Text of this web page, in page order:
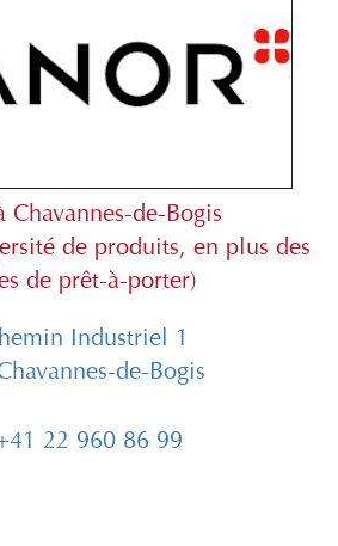
Chavannes-de-Bogis
de produits, en plus des
de prêt-à-porter)
Industriel 1
de-Bogis
22 960 86 99